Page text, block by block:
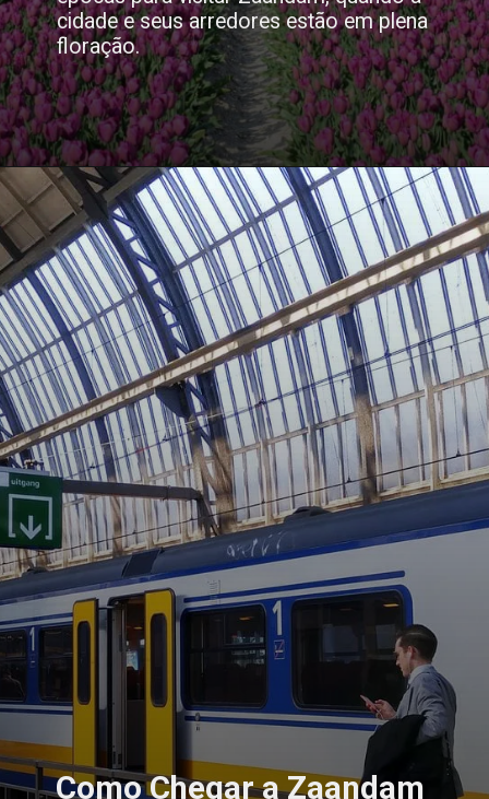
cidade e seus arredores estão em plena
floração.
Como Chegar a Zaandam